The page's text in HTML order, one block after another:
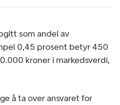
som andel av
0,45 prosent betyr 450
kroner i markedsverdi,
å ta over ansvaret for